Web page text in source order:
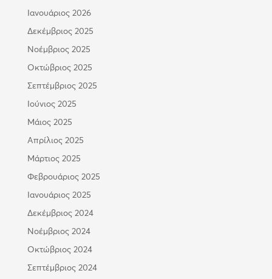
Ιανουάριος 2026
Δεκέμβριος 2025
Νοέμβριος 2025
Οκτώβριος 2025
Σεπτέμβριος 2025
Ιούνιος 2025
Μάιος 2025
Απρίλιος 2025
Μάρτιος 2025
Φεβρουάριος 2025
Ιανουάριος 2025
Δεκέμβριος 2024
Νοέμβριος 2024
Οκτώβριος 2024
Σεπτέμβριος 2024